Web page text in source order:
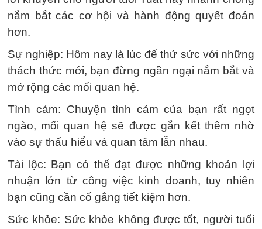
nắm bắt các cơ hội và hành động quyết đoán
hơn.
Sự nghiệp: Hôm nay là lúc để thử sức với những
thách thức mới, bạn đừng ngần ngại nắm bắt và
mở rộng các mối quan hệ.
Tình cảm: Chuyện tình cảm của bạn rất ngọt
ngào, mối quan hệ sẽ được gắn kết thêm nhờ
vào sự thấu hiểu và quan tâm lẫn nhau.
Tài lộc: Bạn có thể đạt được những khoản lợi
nhuận lớn từ công việc kinh doanh, tuy nhiên
bạn cũng cần cố gắng tiết kiệm hơn.
Sức khỏe: Sức khỏe không được tốt, người tuổi